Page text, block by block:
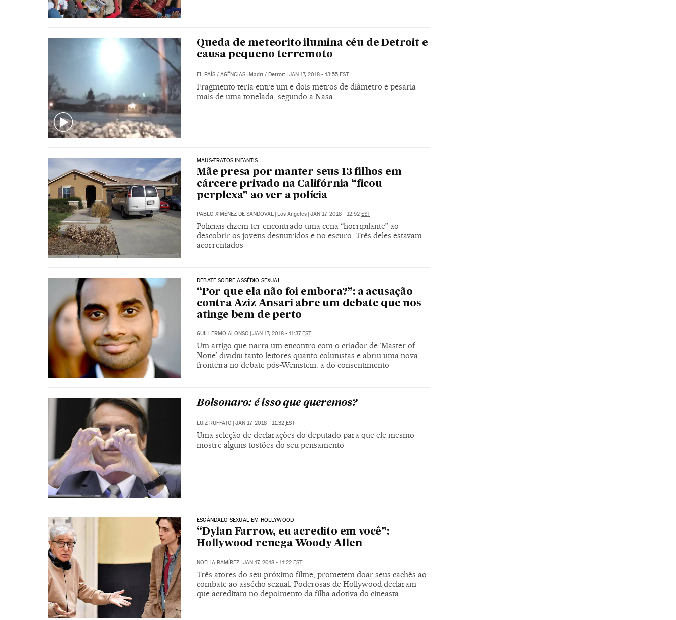
Queda de meteorito ilumina céu de Detroit e
causa pequeno terremoto
EL PAÍS/ AGÊNCIAS Madri / Detroit JAN 17, 2018 - 13:55 EST
Fragmento teria entre um e dois metros de diâmetro e pesaria
mais de uma tonelada, segundo a Nasa
MAUS-TRATOS INFANTIS
Mãe presa por manter seus 13 filhos em
cárcere privado na Califórnia “ficou
perplexa” ao ver a polícia
PABLO XIMÉNEZ DE SANDOVAL | Los Angeles | JAN 17, 2018 - 12:52 EST
Policiais dizem ter encontrado uma cena “horripilante” ao
descobrir os jovens desnutridos e no escuro. Três deles estavam
acorrentados
DEBATE SOBRE ASSÉDIO SEXUAL
“Por que ela não foi embora?”: a acusação
contra Aziz Ansari abre um debate que nos
atinge bem de perto
GUILLERMO ALONSO JAN 17, 2018 - 11:37 EST
Um artigo que narra um encontro com o criador de ‘Master of
None’ dividiu tanto leitores quanto colunistas e abriu uma nova
fronteira no debate pós-Weinstein: a do consentimento
Bolsonaro: é isso que queremos?
LUIZ RUFFATO JAN 17, 2018 - 11:32 EST
Uma seleção de declarações do deputado para que ele mesmo
mostre alguns tostões do seu pensamento
ESCÂNDALO SEXUAL EM HOLLYWOOD
“Dylan Farrow, eu acredito em você”:
Hollywood renega Woody Allen
NOELIA RAMÍREZ | JAN 17, 2018 - 11:22 EST
Três atores do seu próximo filme, prometem doar seus cachês ao
combate ao assédio sexual. Poderosas de Hollywood declaram
que acreditam no depoimento da filha adotiva do cineasta